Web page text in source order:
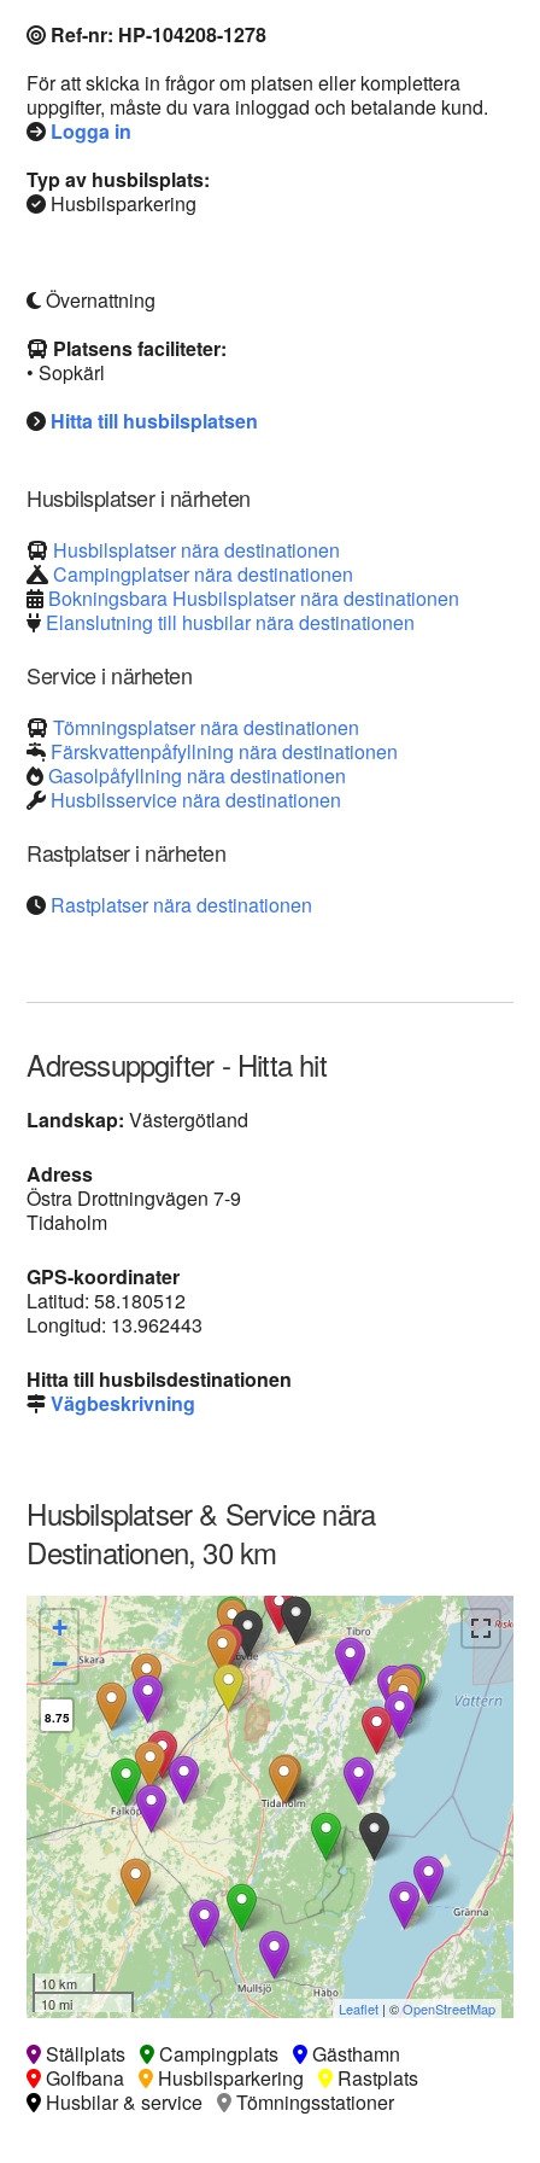
Ref-nr: HP-104208-1278
För att skicka in frågor om platsen eller komplettera
uppgifter, måste du vara inloggad och betalande kund.
Logga in
Typ av husbilsplats:
Husbilsparkering
Övernattning
Platsens faciliteter:
• Sopkärl
Hitta till husbilsplatsen
Husbilsplatser i närheten
Husbilsplatser nära destinationen
Campingplatser nära destinationen
Bokningsbara Husbilsplatser nära destinationen
Elanslutning till husbilar nära destinationen
Service i närheten
Tömningsplatser nära destinationen
Färskvattenpåfyllning nära destinationen
Gasolpåfyllning nära destinationen
Husbilsservice nära destinationen
Rastplatser i närheten
Rastplatser nära destinationen
Adressuppgifter - Hitta hit
Landskap:Västergötland
Adress
Östra Drottningvägen 7-9
Tidaholm
GPS-koordinater
Latitud: 58.180512
Longitud: 13.962443
Hitta till husbilsdestinationen
Vägbeskrivning
Husbilsplatser & Service nära
Destinationen, 30 km
+
−
8.75
10 km
10 mi
Leaflet| ©OpenStreetMap
Ställplats Campingplats
Gästhamn
Golfbana
Husbilsparkering
Rastplats
Husbilar & service
Tömningsstationer